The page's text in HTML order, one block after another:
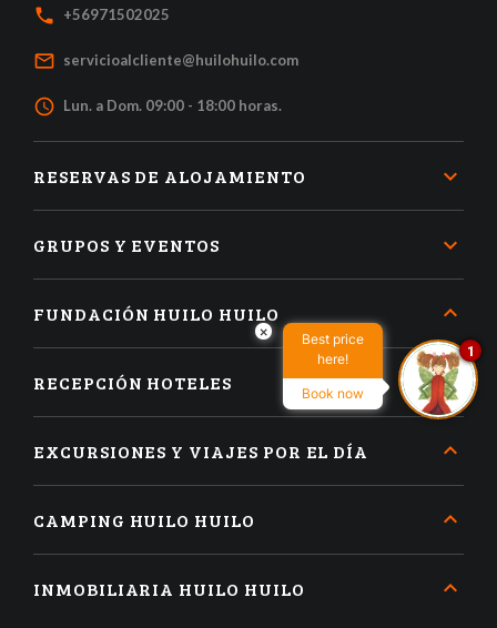
local_phone +56971502025
mail_outline servicioalcliente@huilohuilo.com
access_time Lun. a Dom. 09:00 - 18:00 horas.
RESERVAS DE ALOJAMIENTO
GRUPOS Y EVENTOS
FUNDACIÓN HUILO HUILO
RECEPCIÓN HOTELES
EXCURSIONES Y VIAJES POR EL DÍA
CAMPING HUILO HUILO
INMOBILIARIA HUILO HUILO
×
Best price
here!
Book now
1